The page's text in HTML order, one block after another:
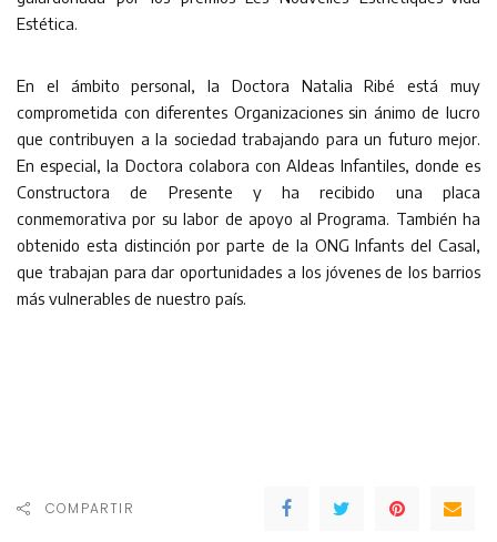
Estética.
En el ámbito personal, la Doctora Natalia Ribé está muy
comprometida con diferentes Organizaciones sin ánimo de lucro
que contribuyen a la sociedad trabajando para un futuro mejor.
En especial, la Doctora colabora con Aldeas Infantiles, donde es
Constructora de Presente y ha recibido una placa
conmemorativa por su labor de apoyo al Programa. También ha
obtenido esta distinción por parte de la ONG Infants del Casal,
que trabajan para dar oportunidades a los jóvenes de los barrios
más vulnerables de nuestro país.
COMPARTIR